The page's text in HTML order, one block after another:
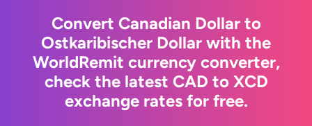
Convert Canadian Dollar to
Ostkaribischer Dollar with the
WorldRemit currency converter,
check the latest CAD to XCD
exchange rates for free.